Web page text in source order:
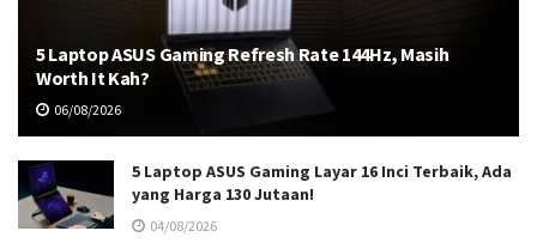
5 Laptop ASUS Gaming Refresh Rate 144Hz, Masih
Worth It Kah?
06/08/2026
5 Laptop ASUS Gaming Layar 16 Inci Terbaik, Ada
yang Harga 130 Jutaan!
04/08/2026